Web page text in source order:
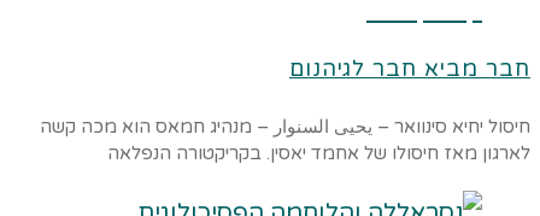
חבר מביא חבר לגיהנום
חיסול יחיא סינוואר – يحيى السنوار – מנהיג חמאס הוא מכה קשה
לארגון מאז חיסולו של אחמד יאסין. בקריקטורה הנפלאה